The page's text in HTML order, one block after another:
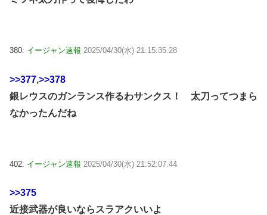
380: イージャン速報 2025/04/30(水) 21:15:35.28
>>377,>>378
銀レウスのガンランス作るわサンクス！ 太刀ってつまら
なかったんだね
402: イージャン速報 2025/04/30(水) 21:52:07.44
>>375
近接武器が良いならスラアクいいよ